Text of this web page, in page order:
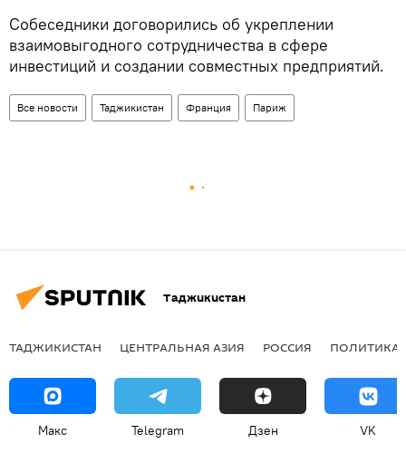
Собеседники договорились об укреплении
взаимовыгодного сотрудничества в сфере
инвестиций и создании совместных предприятий.
Все новости Таджикистан Франция Париж
Таджикистан
ТАДЖИКИСТАН ЦЕНТРАЛЬНАЯ АЗИЯ РОССИЯ ПОЛИТИКА
Макс Telegram Дзен VK